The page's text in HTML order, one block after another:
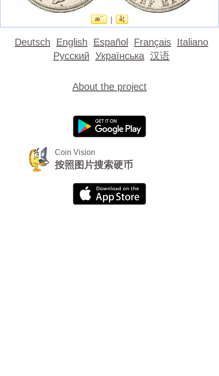
æ¯ å¦
Deutsch English Español Français Italiano
Русский Українська 汉语
About the project
Coin Vision
按照图片搜索硬币